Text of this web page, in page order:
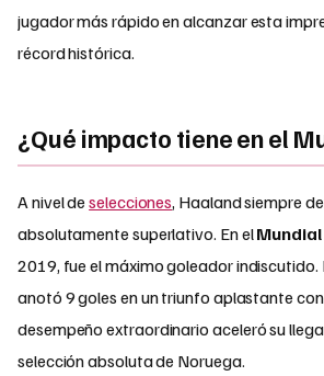
jugador más rápido en alcanzar esta
récord histórica.
¿Qué impacto tiene en el
A nivel deselecciones, Haaland siempre
absolutamente superlativo. En el
2019, fue el máximo goleador indiscutido.
anotó 9 goles en un triunfo aplastante
desempeño extraordinario aceleró su
selección absoluta de Noruega.